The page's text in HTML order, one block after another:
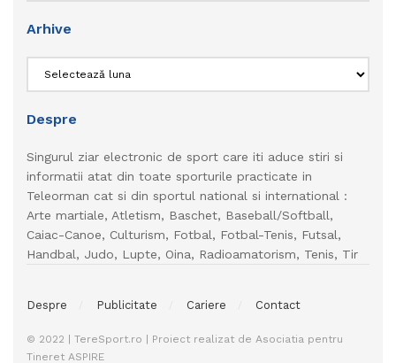
Arhive
Despre
Singurul ziar electronic de sport care iti aduce stiri si
informatii atat din toate sporturile practicate in
Teleorman cat si din sportul national si international :
Arte martiale, Atletism, Baschet, Baseball/Softball,
Caiac-Canoe, Culturism, Fotbal, Fotbal-Tenis, Futsal,
Handbal, Judo, Lupte, Oina, Radioamatorism, Tenis, Tir
Despre Publicitate Cariere Contact
© 2022 | TereSport.ro | Proiect realizat de Asociatia pentru
Tineret ASPIRE